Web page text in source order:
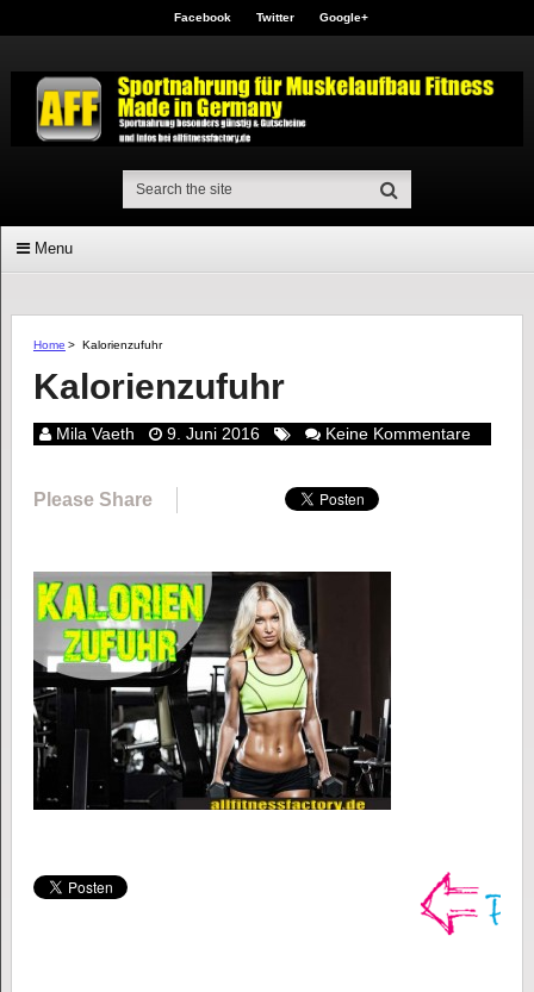
Facebook Twitter Google+
Menu
Home > Kalorienzufuhr
Kalorienzufuhr
Mila Vaeth 9. Juni 2016 Keine Kommentare
Please Share